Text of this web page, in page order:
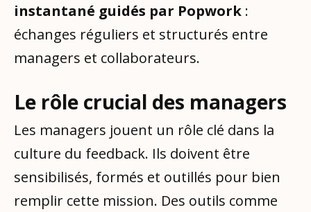
instantané guidés par Popwork :
échanges réguliers et structurés entre
managers et collaborateurs.
Le rôle crucial des managers
Les managers jouent un rôle clé dans la
culture du feedback. Ils doivent être
sensibilisés, formés et outillés pour bien
remplir cette mission. Des outils comme